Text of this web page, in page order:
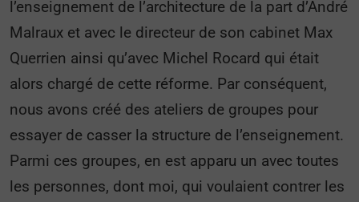
l’enseignement de l’architecture de la part d’André
Malraux et avec le directeur de son cabinet Max
Querrien ainsi qu’avec Michel Rocard qui était
alors chargé de cette réforme. Par conséquent,
nous avons créé des ateliers de groupes pour
essayer de casser la structure de l’enseignement.
Parmi ces groupes, en est apparu un avec toutes
les personnes, dont moi, qui voulaient contrer les